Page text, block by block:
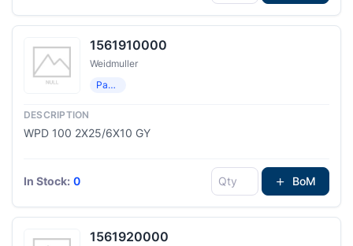
1561910000
Weidmuller
Распределение мощности
WPD 100 2X25/6X10 GY
In Stock: 0 BoM
1561920000